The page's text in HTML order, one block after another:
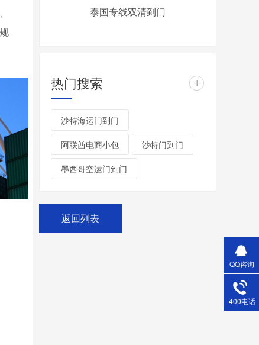
泰国专线双清到门
热门搜索 +
沙特海运门到门
阿联酋电商小包 沙特门到门
墨西哥空运门到门
返回列表
QQ咨询
400电话